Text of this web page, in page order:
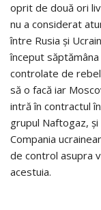
oprit de două ori
nu a considerat
între Rusia şi
început
controlate de
să o facă iar
intră în contractul
grupul Naftogaz,
Compania
de control asupra
acestuia.